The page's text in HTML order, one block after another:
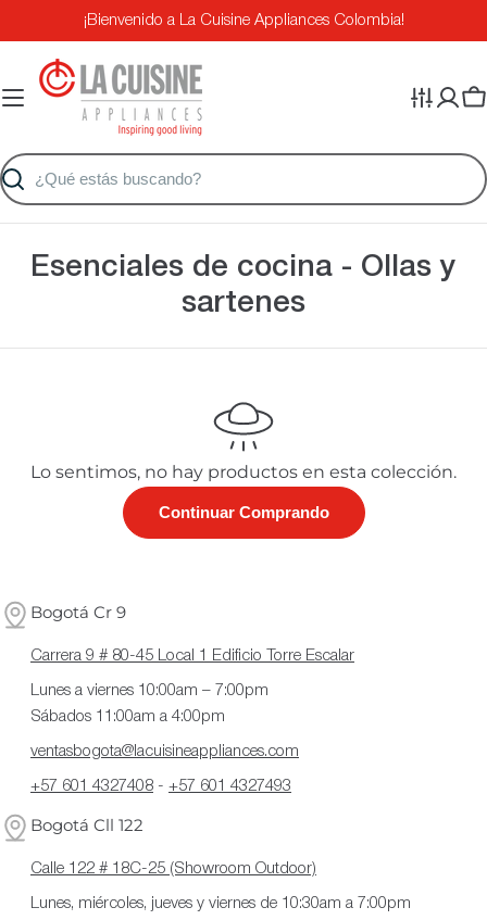
al
contenido
¡Bienvenido a La Cuisine Appliances Colombia!
Buscar
Esenciales de cocina - Ollas y
sartenes
Lo sentimos, no hay productos en esta colección.
Continuar Comprando
Bogotá Cr 9
Carrera 9 # 80-45 Local 1 Edificio Torre Escalar
Lunes a viernes 10:00am – 7:00pm
Sábados 11:00am a 4:00pm
ventasbogota@lacuisineappliances.com
+57 601 4327408 - +57 601 4327493
Bogotá Cll 122
Calle 122 # 18C-25 (Showroom Outdoor)
Lunes, miércoles, jueves y viernes de 10:30am a 7:00pm